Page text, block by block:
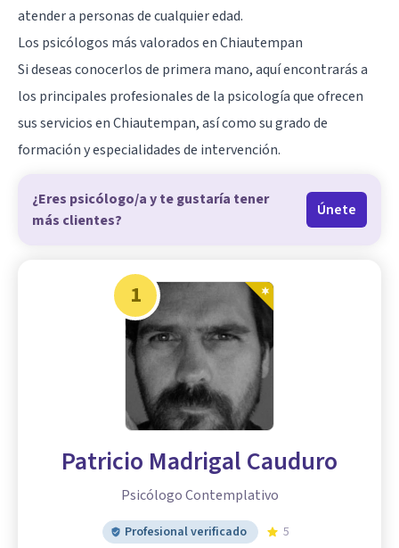
atender a personas de cualquier edad.
Los psicólogos más valorados en Chiautempan
Si deseas conocerlos de primera mano, aquí encontrarás a
los principales profesionales de la psicología que ofrecen
sus servicios en Chiautempan, así como su grado de
formación y especialidades de intervención.
¿Eres psicólogo/a y te gustaría tener
más clientes?
Únete
1
Patricio Madrigal Cauduro
Psicólogo Contemplativo
Profesional verificado
5